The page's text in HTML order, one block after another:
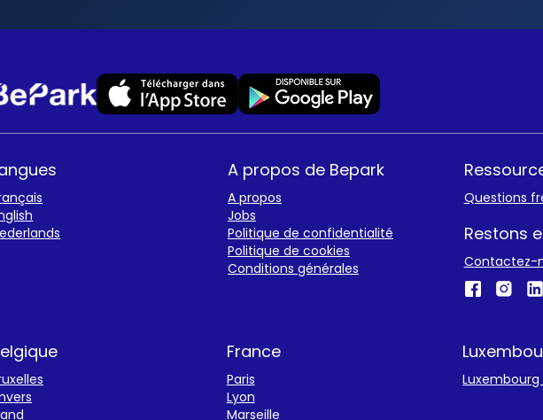
A propos de Bepark
A propos
Jobs
Politique de confidentialité
Politique de cookies
Conditions générales
Questions
Restons
Contactez-
France
Paris
Lyon
Marseille
Luxembourg